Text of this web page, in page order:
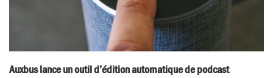
Auxbus lance un outil d’édition automatique de podcast